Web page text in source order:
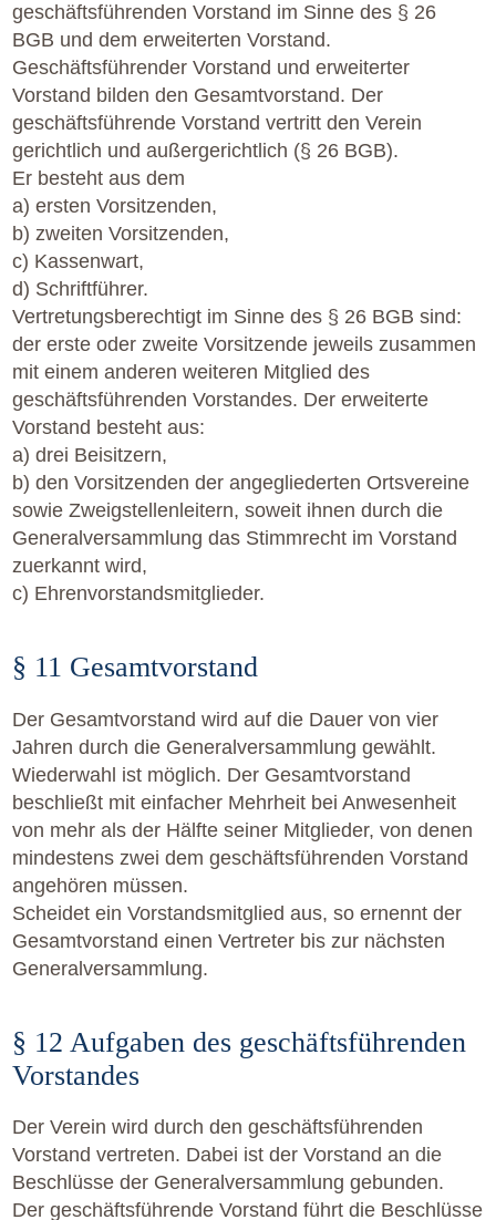
geschäftsführenden Vorstand im Sinne des § 26
BGB und dem erweiterten Vorstand.
Geschäftsführender Vorstand und erweiterter
Vorstand bilden den Gesamtvorstand. Der
geschäftsführende Vorstand vertritt den Verein
gerichtlich und außergerichtlich (§ 26 BGB).
Er besteht aus dem
a) ersten Vorsitzenden,
b) zweiten Vorsitzenden,
c) Kassenwart,
d) Schriftführer.
Vertretungsberechtigt im Sinne des § 26 BGB sind:
der erste oder zweite Vorsitzende jeweils zusammen
mit einem anderen weiteren Mitglied des
geschäftsführenden Vorstandes. Der erweiterte
Vorstand besteht aus:
a) drei Beisitzern,
b) den Vorsitzenden der angegliederten Ortsvereine
sowie Zweigstellenleitern, soweit ihnen durch die
Generalversammlung das Stimmrecht im Vorstand
zuerkannt wird,
c) Ehrenvorstandsmitglieder.
§ 11 Gesamtvorstand
Der Gesamtvorstand wird auf die Dauer von vier
Jahren durch die Generalversammlung gewählt.
Wiederwahl ist möglich. Der Gesamtvorstand
beschließt mit einfacher Mehrheit bei Anwesenheit
von mehr als der Hälfte seiner Mitglieder, von denen
mindestens zwei dem geschäftsführenden Vorstand
angehören müssen.
Scheidet ein Vorstandsmitglied aus, so ernennt der
Gesamtvorstand einen Vertreter bis zur nächsten
Generalversammlung.
§ 12 Aufgaben des geschäftsführenden
Vorstandes
Der Verein wird durch den geschäftsführenden
Vorstand vertreten. Dabei ist der Vorstand an die
Beschlüsse der Generalversammlung gebunden.
Der geschäftsführende Vorstand führt die Beschlüsse